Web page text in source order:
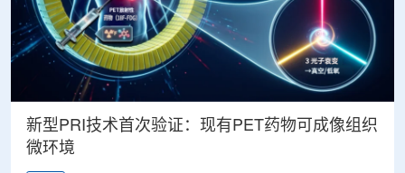
新型PRI技术首次验证：现有PET药物可成像组织
微环境